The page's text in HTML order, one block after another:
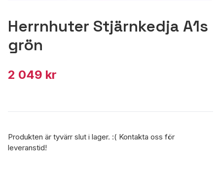
Herrnhuter Stjärnkedja A1s
grön
2 049 kr
Produkten är tyvärr slut i lager. :( Kontakta oss för
leveranstid!